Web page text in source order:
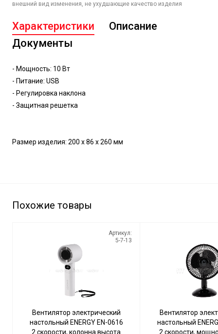
внешний вид изменения, не ухудшающие качество изделия
Характеристики
Описание
Документы
- Мощность: 10 Вт
- Питание: USB
- Регулировка наклона
- Защитная решетка
Размер изделия: 200 х 86 х 260 мм
Похожие товары
Артикул:
5-7-13
Вентилятор электрический
настольный ENERGY EN-0616
2 скорости, колонна высота
Вентилятор
настольный
2 скорости,